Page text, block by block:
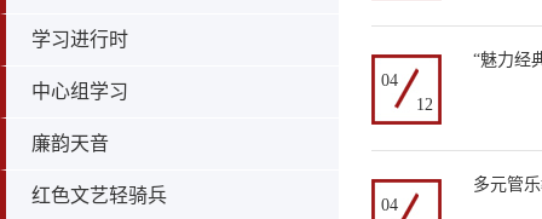
学习进行时
中心组学习
廉韵天音
红色文艺轻骑兵
04
12
“魅力经
04
多元管